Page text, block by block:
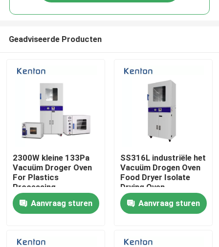
Thuis
Geadviseerde Producten
2300W kleine 133Pa
Vacuüm Droger Oven
For Plastics
Processing
Aanvraag sturen
SS316L industriële het
Vacuüm Drogen Oven
Food Dryer Isolate
Drying Oven
Aanvraag sturen